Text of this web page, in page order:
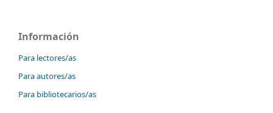
Información
Para lectores/as
Para autores/as
Para bibliotecarios/as